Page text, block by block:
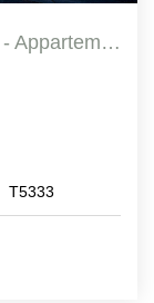
EXCLUSIVITÉ AGENCE DU QUAI - Appartement Concarneau 3...
T5333